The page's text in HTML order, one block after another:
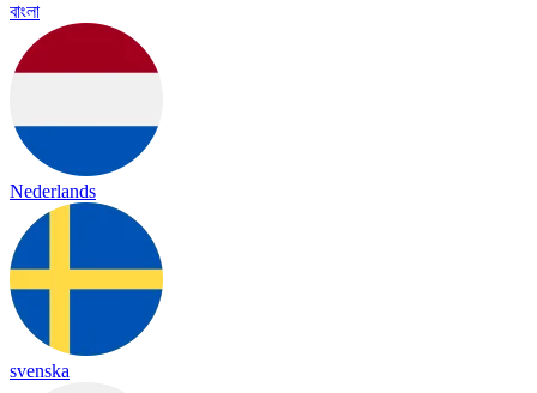
বাংলা
Nederlands
svenska